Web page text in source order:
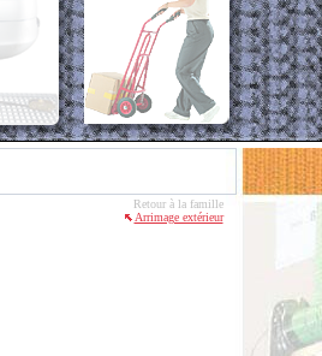
Retour à la famille
Arrimage extérieur